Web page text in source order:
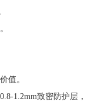
值。
1.2mm致密防护层，